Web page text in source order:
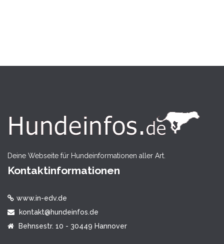
Deine Webseite für Hundeinformationen aller Art.
Kontaktinformationen
www.in-edv.de
kontakt@hundeinfos.de
Behnsestr. 10 - 30449 Hannover